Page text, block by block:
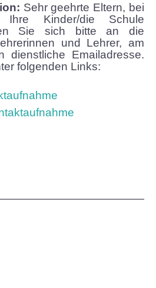
ist nicht leicht
Alte Schule
Sehr geehrte Eltern, bei
Ihre Kinder/die Schule
Sie sich bitte an die
und Lehrer, am
dienstliche Emailadresse.
folgenden Links: